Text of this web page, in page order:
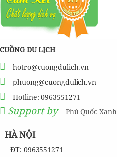
CUỒNG DU LỊCH
hotro@cuongdulich.vn
phuong@cuongdulich.vn
Hotline: 0963551271
Support by Phú Quốc Xanh
HÀ NỘI
ĐT: 0963551271